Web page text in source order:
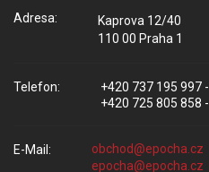
Adresa:
Kaprova 12/40
110 00 Praha 1
Telefon: +420 737 195 997 -
+420 725 805 858 -
E-Mail: